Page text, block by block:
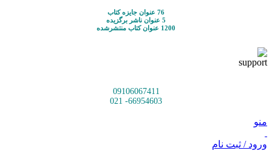
76 عنوان جایزه کتاب
5 عنوان ناشر برگزیده
1200 عنوان کتاب منتشرشده
09106067411
66954603- 021
منو
ورود / ثبت نام